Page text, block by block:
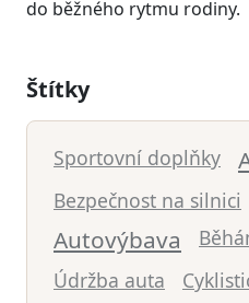
do běžného rytmu rodiny.
Štítky
Sportovní doplňky
Bezpečnost na silnici
Autovýbava
Údržba auta